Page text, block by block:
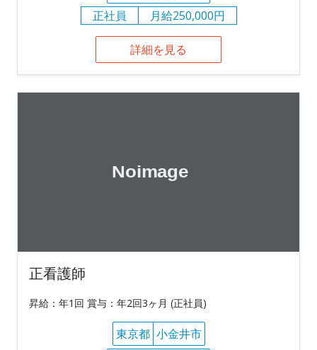
正社員
月給250,000円
詳細を見る
正看護師
昇給：年1回 賞与：年2回3ヶ月 (正社員)
東京都 小金井市